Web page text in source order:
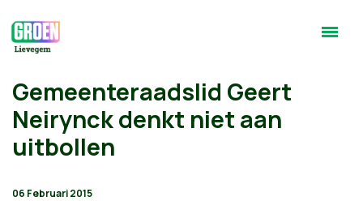
Gemeenteraadslid Geert
Neirynck denkt niet aan
uitbollen
06 Februari 2015